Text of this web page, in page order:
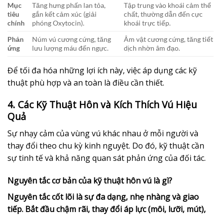
Mục
tiêu
chính
Tăng hưng phấn lan tỏa,
gắn kết cảm xúc (giải
phóng Oxytocin).
Tập trung vào khoái cảm thể
chất, thường dẫn đến cực
khoái trực tiếp.
Phản
ứng
Núm vú cương cứng, tăng
lưu lượng máu đến ngực.
Âm vật cương cứng, tăng tiết
dịch nhờn âm đạo.
Để tối đa hóa những lợi ích này, việc áp dụng các kỹ
thuật phù hợp và an toàn là điều cần thiết.
4. Các Kỹ Thuật Hôn và Kích Thích Vú Hiệu
Quả
Sự nhạy cảm của vùng vú khác nhau ở mỗi người và
thay đổi theo chu kỳ kinh nguyệt. Do đó, kỹ thuật cần
sự tinh tế và khả năng quan sát phản ứng của đối tác.
Nguyên tắc cơ bản của kỹ thuật hôn vú là gì?
Nguyên tắc cốt lõi là sự đa dạng, nhẹ nhàng và giao
tiếp. Bắt đầu chậm rãi, thay đổi áp lực (môi, lưỡi, mút),